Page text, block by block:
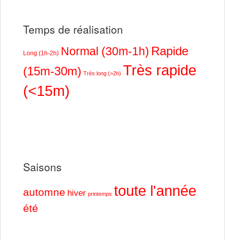
Temps de réalisation
Long (1h-2h) Normal (30m-1h) Rapide
(15m-30m) Très long (>2h) Très rapide
(<15m)
Saisons
automne hiver printemps toute l'année
été